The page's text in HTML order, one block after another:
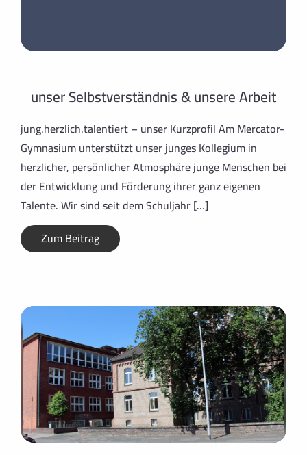
unser Selbstverständnis & unsere Arbeit
jung.herzlich.talentiert – unser Kurzprofil Am Mercator-
Gymnasium unterstützt unser junges Kollegium in
herzlicher, persönlicher Atmosphäre junge Menschen bei
der Entwicklung und Förderung ihrer ganz eigenen
Talente. Wir sind seit dem Schuljahr […]
Zum Beitrag